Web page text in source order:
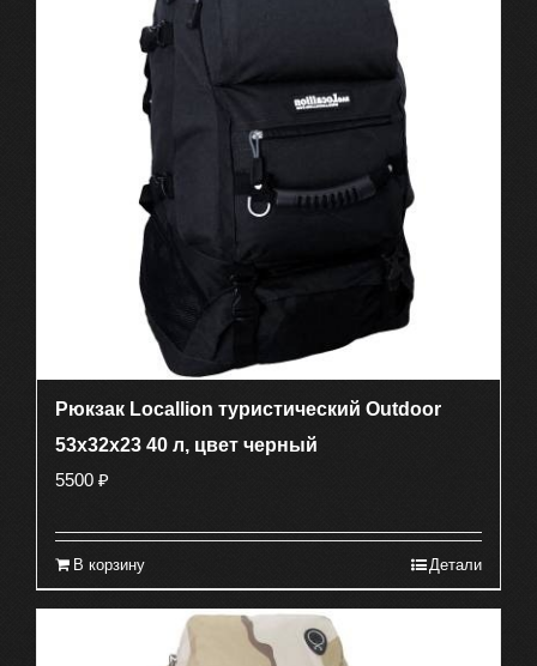
Рюкзак Locallion туристический Outdoor
53х32х23 40 л, цвет черный
5500 ₽
В корзину Детали